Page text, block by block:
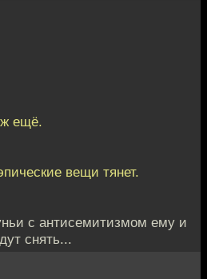
ещё.
вещи тянет.
с антисемитизмом ему и
снять...